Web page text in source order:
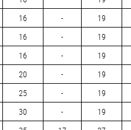
16 -
19
16 -
19
16 -
19
20 - 19
25 - 19
30 - 19